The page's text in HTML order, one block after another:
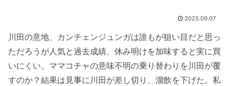
2025.09.07
川田の意地、カンチェンジュンガは誰もが狙い目だと思っ
ただろうが人気と過去成績、休み明けを加味すると実に買
いにくい。ママコチャの意味不明の乗り替わりを川田が覆
すのか？結果は見事に川田が差し切り、溜飲を下げた。私